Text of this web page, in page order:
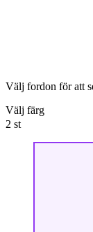
Välj fordon för att
Välj färg
2 st